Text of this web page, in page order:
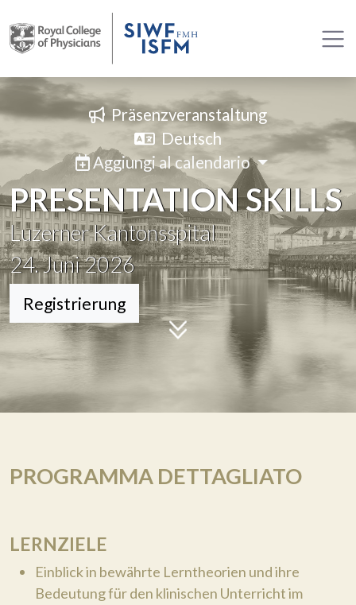
Präsenzveranstaltung
Deutsch
Aggiungi al calendario
PRESENTATION SKILLS
Luzerner Kantonsspital
24. Juni 2026
Registrierung
PROGRAMMA DETTAGLIATO
LERNZIELE
Einblick in bewährte Lerntheorien und ihre
Bedeutung für den klinischen Unterricht im